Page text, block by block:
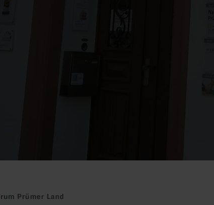
Prümer Land